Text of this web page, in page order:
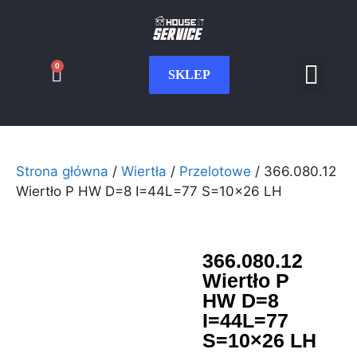
SKLEP
0
Strona główna / Wiertła / Przelotowe / 366.080.12
Wiertło P HW D=8 I=44L=77 S=10×26 LH
366.080.12
Wiertło P
HW D=8
I=44L=77
S=10×26 LH